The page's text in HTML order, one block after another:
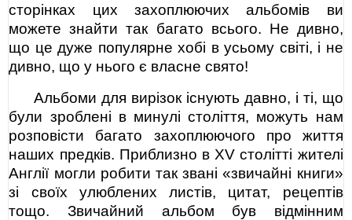
сторінках цих захоплюючих альбомів ви
можете знайти так багато всього. Не дивно,
що це дуже популярне хобі в усьому світі, і не
дивно, що у нього є власне свято!
Альбоми для вирізок існують давно, і ті, що
були зроблені в минулі століття, можуть нам
розповісти багато захоплюючого про життя
наших предків. Приблизно в XV столітті жителі
Англії могли робити так звані «звичайні книги»
зі своїх улюблених листів, цитат, рецептів
тощо. Звичайний альбом був відмінним